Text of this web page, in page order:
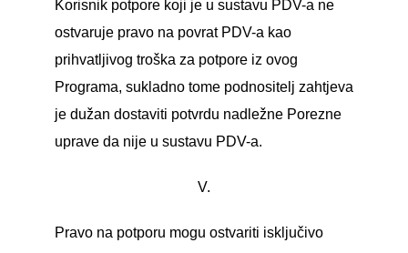
Korisnik potpore koji je u sustavu PDV-a ne
ostvaruje pravo na povrat PDV-a kao
prihvatljivog troška za potpore iz ovog
Programa, sukladno tome podnositelj zahtjeva
je dužan dostaviti potvrdu nadležne Porezne
uprave da nije u sustavu PDV-a.
V.
Pravo na potporu mogu ostvariti isključivo